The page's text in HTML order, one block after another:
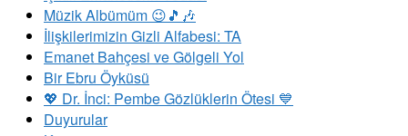
Müzik Albümüm 😉🎵🎶
İlişkilerimizin Gizli Alfabesi: TA
Emanet Bahçesi ve Gölgeli Yol
Bir Ebru Öyküsü
💖 Dr. İnci: Pembe Gözlüklerin Ötesi 💙
Duyurular